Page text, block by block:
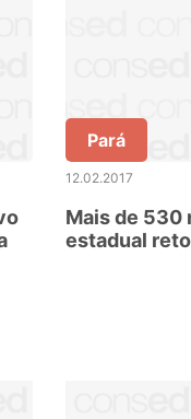
Pará
12.02.2017
Mais de 530
estadual